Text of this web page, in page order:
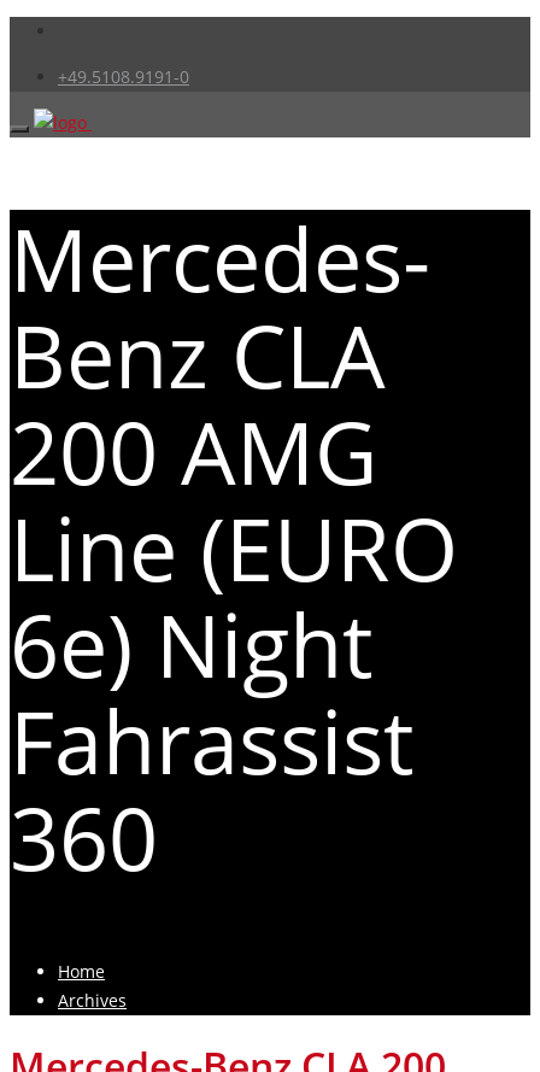
+49.5108.9191-0
Mercedes-
Benz CLA
200 AMG
Line (EURO
6e) Night
Fahrassist
360
Home
Archives